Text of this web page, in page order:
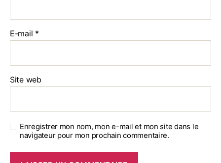
E-mail *
Site web
Enregistrer mon nom, mon e-mail et mon site dans le
navigateur pour mon prochain commentaire.